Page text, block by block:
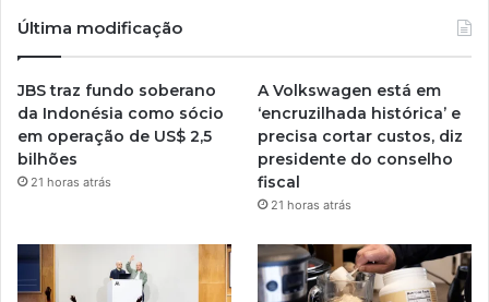
Última modificação
JBS traz fundo soberano
da Indonésia como sócio
em operação de US$ 2,5
bilhões
21 horas atrás
A Volkswagen está em
‘encruzilhada histórica’ e
precisa cortar custos, diz
presidente do conselho
fiscal
21 horas atrás